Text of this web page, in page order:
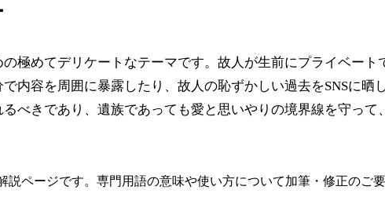
極めてデリケートなテーマです。故人が生前にプライベー
内容を周囲に暴露したり、故人の恥ずかしい過去をSNSに
べきであり、遺族であっても愛と思いやりの境界線を守って
説ページです。専門用語の意味や使い方について加筆・修正のご